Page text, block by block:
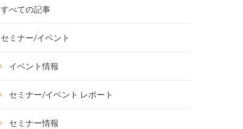
すべての記事
セミナー/イベント
イベント情報
セミナー/イベント レポート
セミナー情報